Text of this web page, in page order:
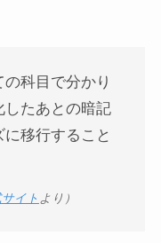
科目で分かり
したあとの暗記
移行すること
イト より）